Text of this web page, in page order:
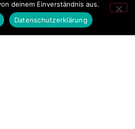
deinem Einverständnis aus.
Datenschutzerklärung